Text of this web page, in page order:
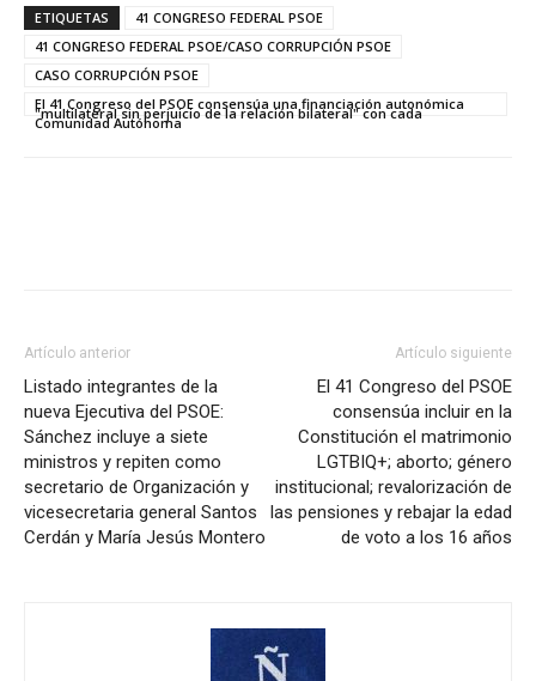
ETIQUETAS
41 CONGRESO FEDERAL PSOE
41 CONGRESO FEDERAL PSOE/CASO CORRUPCIÓN PSOE
CASO CORRUPCIÓN PSOE
El 41 Congreso del PSOE consensúa una financiación autonómica
"multilateral sin perjuicio de la relación bilateral" con cada
Comunidad Autónoma
Artículo anterior
Listado integrantes de la
nueva Ejecutiva del PSOE:
Sánchez incluye a siete
ministros y repiten como
secretario de Organización y
vicesecretaria general Santos
Cerdán y María Jesús Montero
Artículo siguiente
El 41 Congreso del PSOE
consensúa incluir en la
Constitución el matrimonio
LGTBIQ+; aborto; género
institucional; revalorización de
las pensiones y rebajar la edad
de voto a los 16 años